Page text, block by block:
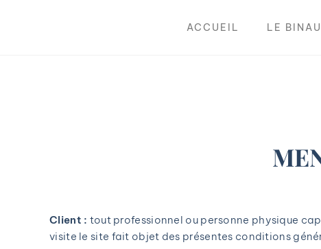
ACCUEIL LE
Client : tout professionnel ou personne physique
visite le site fait objet des présentes conditions